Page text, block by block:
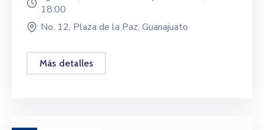
18:00
No. 12, Plaza de la Paz, Guanajuato
Más detalles